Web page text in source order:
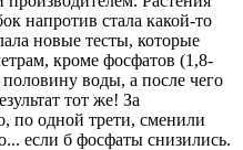
напротив стала какой-то
новые тесты, которые
кроме фосфатов (1,8-
воды, а после чего
тот же! За
по одной трети, сменили
если б фосфаты снизились.